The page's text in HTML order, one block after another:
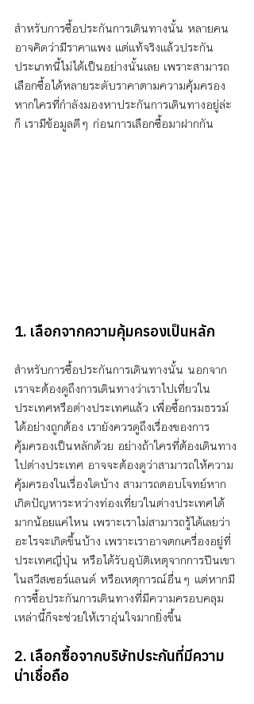
สำหรับการซื้อประกันการเดินทางนั้น หลายคน
อาจคิดว่ามีราคาแพง แต่แท้จริงแล้วประกัน
ประเภทนี้ไม่ได้เป็นอย่างนั้นเลย เพราะสามารถ
เลือกซื้อได้หลายระดับราคาตามความคุ้มครอง
หากใครที่กำลังมองหาประกันการเดินทางอยู่ล่ะ
ก็ เรามีข้อมูลดีๆ ก่อนการเลือกซื้อมาฝากกัน
1. เลือกจากความคุ้มครองเป็นหลัก
สำหรับการซื้อประกันการเดินทางนั้น นอกจาก
เราจะต้องดูถึงการเดินทางว่าเราไปเที่ยวใน
ประเทศหรือต่างประเทศแล้ว เพื่อซื้อกรมธรรม์
ได้อย่างถูกต้อง เรายังควรดูถึงเรื่องของการ
คุ้มครองเป็นหลักด้วย อย่างถ้าใครที่ต้องเดินทาง
ไปต่างประเทศ อาจจะต้องดูว่าสามารถให้ความ
คุ้มครองในเรื่องใดบ้าง สามารถตอบโจทย์หาก
เกิดปัญหาระหว่างท่องเที่ยวในต่างประเทศได้
มากน้อยแค่ไหน เพราะเราไม่สามารถรู้ได้เลยว่า
อะไรจะเกิดขึ้นบ้าง เพราะเราอาจตกเครื่องอยู่ที่
ประเทศญี่ปุ่น หรือได้รับอุบัติเหตุจากการปีนเขา
ในสวีสเซอร์แลนด์ หรือเหตุการณ์อื่นๆ แต่หากมี
การซื้อประกันการเดินทางที่มีความครอบคลุม
เหล่านี้ก็จะช่วยให้เราอุ่นใจมากยิ่งขึ้น
2. เลือกซื้อจากบริษัทประกันที่มีความ
น่าเชื่อถือ